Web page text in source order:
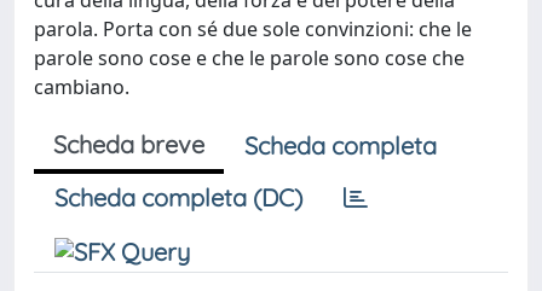
parola. Porta con sé due sole convinzioni: che le
parole sono cose e che le parole sono cose che
cambiano.
Scheda breve
Scheda completa
Scheda completa (DC)